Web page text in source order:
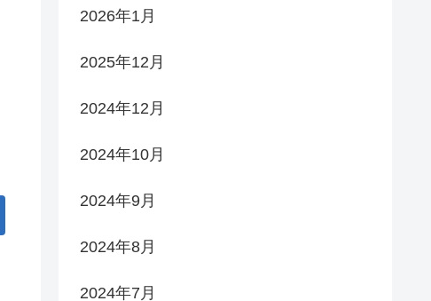
2026年1月
2025年12月
2024年12月
2024年10月
2024年9月
2024年8月
2024年7月